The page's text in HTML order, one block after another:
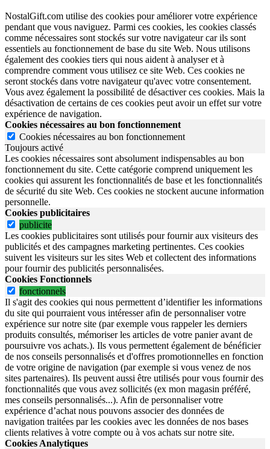
NostalGift.com utilise des cookies pour améliorer votre expérience
pendant que vous naviguez. Parmi ces cookies, les cookies classés
comme nécessaires sont stockés sur votre navigateur car ils sont
essentiels au fonctionnement de base du site Web. Nous utilisons
également des cookies tiers qui nous aident à analyser et à
comprendre comment vous utilisez ce site Web. Ces cookies ne
seront stockés dans votre navigateur qu'avec votre consentement.
Vous avez également la possibilité de désactiver ces cookies. Mais la
désactivation de certains de ces cookies peut avoir un effet sur votre
expérience de navigation.
Cookies nécessaires au bon fonctionnement
Cookies nécessaires au bon fonctionnement
Toujours activé
Les cookies nécessaires sont absolument indispensables au bon
fonctionnement du site. Cette catégorie comprend uniquement les
cookies qui assurent les fonctionnalités de base et les fonctionnalités
de sécurité du site Web. Ces cookies ne stockent aucune information
personnelle.
Cookies publicitaires
publicite
Les cookies publicitaires sont utilisés pour fournir aux visiteurs des
publicités et des campagnes marketing pertinentes. Ces cookies
suivent les visiteurs sur les sites Web et collectent des informations
pour fournir des publicités personnalisées.
Cookies Fonctionnels
fonctionnels
Il s'agit des cookies qui nous permettent d’identifier les informations
du site qui pourraient vous intéresser afin de personnaliser votre
expérience sur notre site (par exemple vous rappeler les derniers
produits consultés, mémoriser les articles de votre panier avant de
poursuivre vos achats.). Ils vous permettent également de bénéficier
de nos conseils personnalisés et d'offres promotionnelles en fonction
de votre origine de navigation (par exemple si vous venez de nos
sites partenaires). Ils peuvent aussi être utilisés pour vous fournir des
fonctionnalités que vous avez sollicités (ex mon magasin préféré,
mes conseils personnalisés...). Afin de personnaliser votre
expérience d’achat nous pouvons associer des données de
navigation traitées par les cookies avec les données de nos bases
clients relatives à votre compte ou à vos achats sur notre site.
Cookies Analytiques